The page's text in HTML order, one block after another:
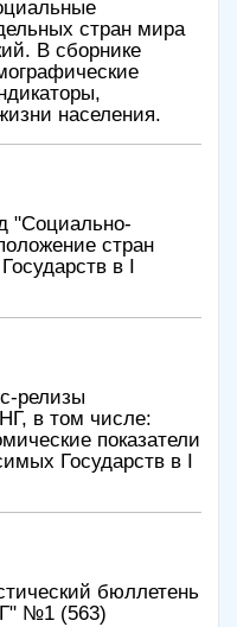
стран мира
В сборнике
населения.
"Социально-
стран
в I
релизы
в том числе:
показатели
Государств в I
бюллетень
№1 (563)